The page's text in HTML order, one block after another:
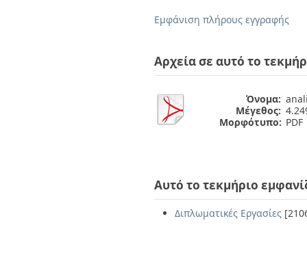
Εμφάνιση πλήρους εγγραφής
Αρχεία σε αυτό το
Όνομα:
Μέγεθος:
Μορφότυπο: PDF
Αυτό το τεκμήριο
Διπλωματικές Εργασίες